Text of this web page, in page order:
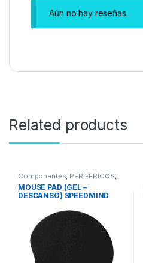
Aún no hay reseñas.
Related products
Componentes, PERIFÉRICOS,
Mouse pad
MOUSE PAD (GEL –
DESCANSO) SPEEDMIND